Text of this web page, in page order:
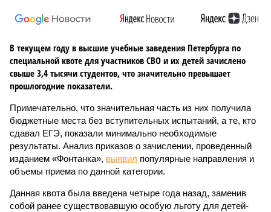
В текущем году в высшие учебные заведения Петербурга по
специальной квоте для участников СВО и их детей зачислено
свыше 3,4 тысячи студентов, что значительно превышает
прошлогодние показатели.
Примечательно, что значительная часть из них получила
бюджетные места без вступительных испытаний, а те, кто
сдавал ЕГЭ, показали минимально необходимые
результаты. Анализ приказов о зачислении, проведенный
изданием «Фонтанка», выявил популярные направления и
объемы приема по данной категории.
Данная квота была введена четыре года назад, заменив
собой ранее существовавшую особую льготу для детей-